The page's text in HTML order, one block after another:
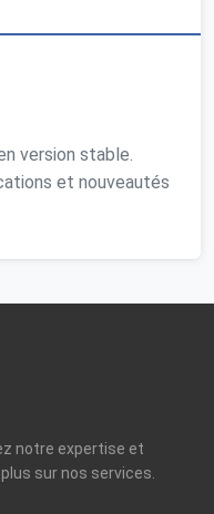
version stable.
et nouveautés
notre expertise et
sur nos services.